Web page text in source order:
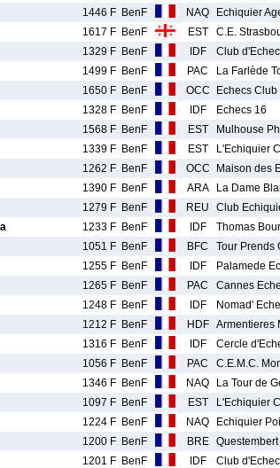
1446 F BenF NAQ Echiquier
1617 F BenF EST C.E.
1329 F BenF IDF Club
1499 F BenF PAC La Farlède
1650 F BenF OCC Echecs
1328 F BenF IDF Echecs 16
1568 F BenF EST Mulhouse
1339 F BenF EST L'Echiquier
1262 F BenF OCC Maison des
1390 F BenF ARA La Dame
1279 F BenF REU Club
1233 F BenF IDF Thomas
1051 F BenF BFC Tour Prends
1255 F BenF IDF Palamede
1265 F BenF PAC Cannes
1248 F BenF IDF Nomad'
1212 F BenF HDF Armentieres
1316 F BenF IDF Cercle
1056 F BenF PAC C.E.M.C.
1346 F BenF NAQ La Tour de
1097 F BenF EST L'Echiquier
1224 F BenF NAQ Echiquier
1200 F BenF BRE
1201 F BenF IDF Club